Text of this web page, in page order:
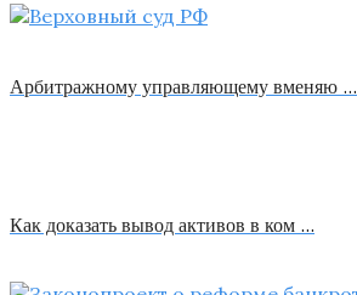
Арбитражному управляющему вменяю …
Как доказать вывод активов в ком …